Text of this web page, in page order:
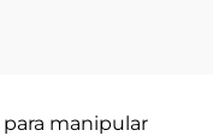
manipular